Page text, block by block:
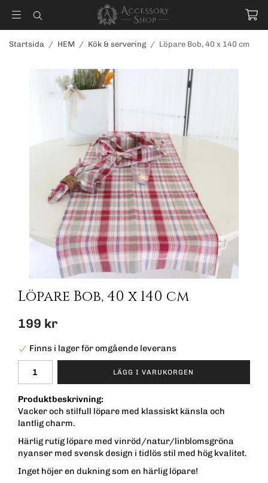
Startsida / HEM / Kök & servering / Löpare Bob, 40 x 140 cm
Löpare Bob, 40 x 140 cm
199 kr
Finns i lager för omgående leverans
LÄGG I VARUKORGEN
Produktbeskrivning:
Vacker och stilfull löpare med klassiskt känsla och
lantlig charm.
Härlig rutig löpare med vinröd/natur/linblomsgröna
nyanser med svensk design i tidlös stil med hög kvalitet.
Inget höjer en dukning som en härlig löpare!